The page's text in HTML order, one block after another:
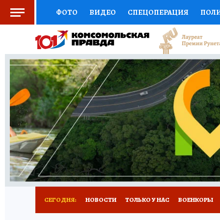
ФОТО ВИДЕО СПЕЦОПЕРАЦИЯ
СОЦПОДДЕРЖКА НАУКА СПОРТ
ВЫБОР ЭКСПЕРТОВ ДОКТОР
КНИЖНАЯ ПОЛКА ПРОГНОЗЫ НА СПОРТ
ПРЕСС-ЦЕНТР НЕДВИЖИМОСТЬ
РАДИО КП РЕКЛАМА ТЕСТЫ НОВОЕ
СЕГОДНЯ: НОВОСТИ ТОЛЬКО У НАС ВОЕНКОРЫ